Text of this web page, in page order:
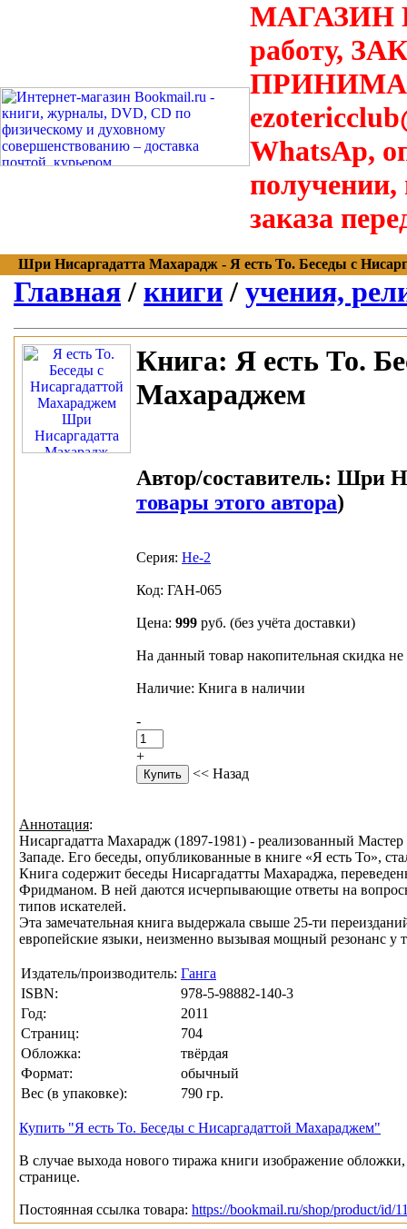
МАГАЗИН
работу,
WhatsAp,
получении,
заказа
Шри Нисаргадатта Махарадж - Я есть То. Беседы с
Главная / книги / учения,
Книга: Я есть То.
Махараджем
Автор/составитель: Шри
товары этого автора)
Серия: Не-2
Код: ГАН-065
Цена: 999 руб. (без учёта доставки)
На данный товар накопительная скидка не
Наличие: Книга в наличии
-
+
<< Назад
Аннотация:
Нисаргадатта Махарадж (1897-1981) - реализованный
Западе. Его беседы, опубликованные в книге «Я есть То»,
Книга содержит беседы Нисаргадатты Махараджа,
Фридманом. В ней даются исчерпывающие ответы на
типов искателей.
Эта замечательная книга выдержала свыше 25-ти
европейские языки, неизменно вызывая мощный резонанс у
Издатель/производитель: Ганга
ISBN:
978-5-98882-140-3
Год:
2011
Страниц:
704
Обложка:
твёрдая
Формат:
обычный
Вес (в упаковке):
790 гр.
Купить "Я есть То. Беседы с Нисаргадаттой Махараджем"
В случае выхода нового тиража книги изображение
странице.
Постоянная ссылка товара: https://bookmail.ru/shop/product/id/